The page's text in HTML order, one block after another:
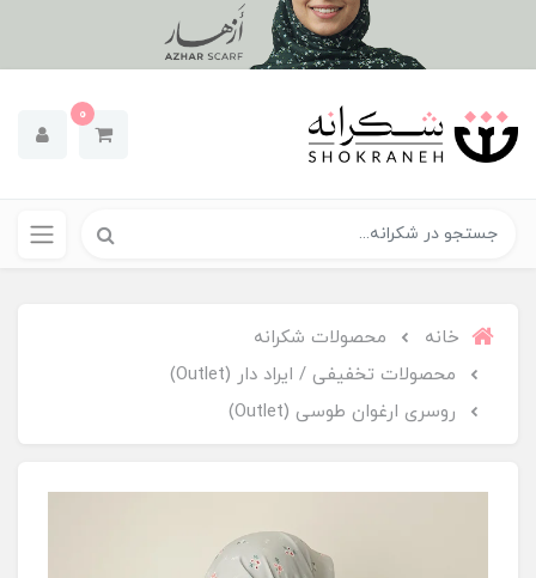
0
خانه
محصولات شکرانه
محصولات تخفیفی / ایراد دار (Outlet)
روسری ارغوان طوسی (Outlet)